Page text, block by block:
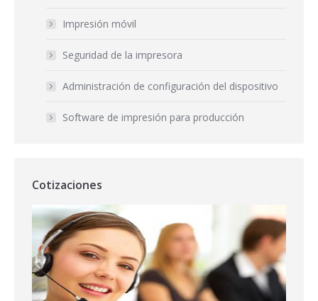
Impresión móvil
Seguridad de la impresora
Administración de configuración del dispositivo
Software de impresión para producción
Cotizaciones